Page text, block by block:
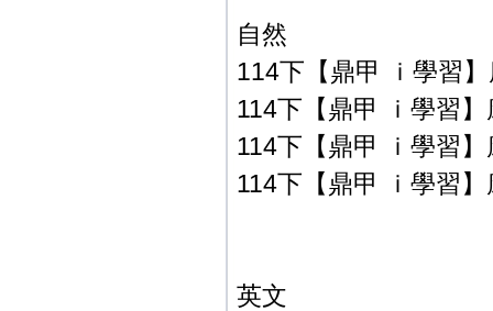
自然
114下【鼎甲 ｉ學習
114下【鼎甲 ｉ學習
114下【鼎甲 ｉ學習
114下【鼎甲 ｉ學習
英文